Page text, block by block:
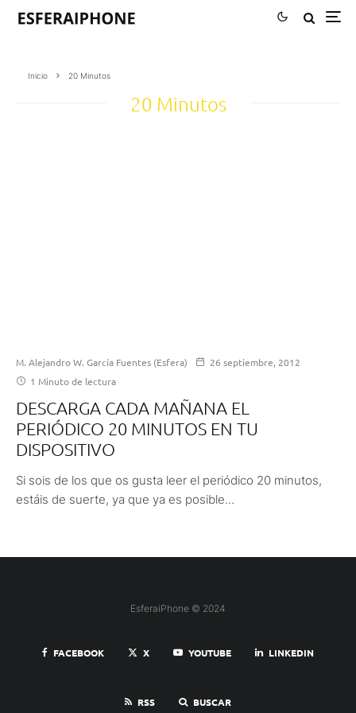
Inicio 20 Minutos
20 Minutos
M. Alejandro W. García Fuentes (Esfera)
26 septiembre, 2012
1 Minuto de lectura
DESCARGA CADA MAÑANA EL
PERIÓDICO 20 MINUTOS EN TU
DISPOSITIVO
Si sois de los que os gusta leer el periódico 20 minutos,
estáis de suerte, ya que ya es posible...
EsferaiPhone © 2024
FACEBOOK X YOUTUBE LINKEDIN
RSS BUSCAR